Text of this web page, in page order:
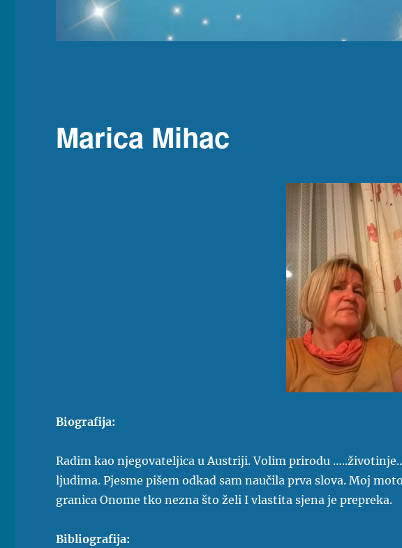
Marica Mihac
Biografija:
Radim kao njegovateljica u Austriji. Volim prirodu
ljudima. Pjesme pišem odkad sam naučila prva slova. Moj
granica Onome tko nezna što želi I vlastita sjena je prepreka.
Bibliografija: